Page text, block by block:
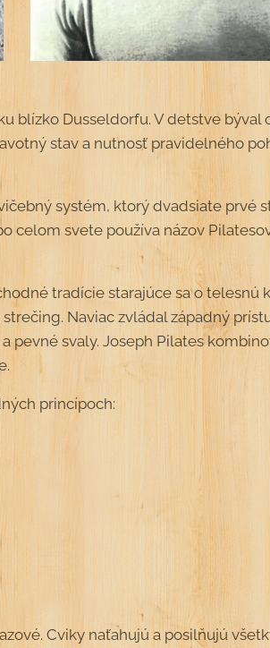
blízko Dusseldorfu. V detstve býval
stav a nutnosť pravidelného
systém, ktorý dvadsiate prvé
celom svete používa názov
tradície starajúce sa o telesnú
Naviac zvládal západný
pevné svaly. Joseph Pilates
princípoch:
Cviky naťahujú a posilňujú